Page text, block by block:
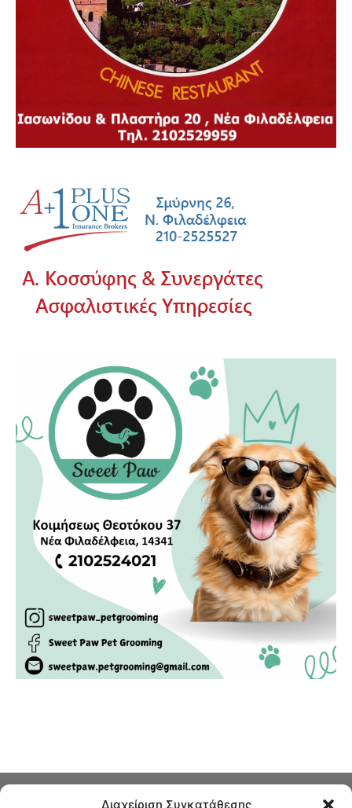
Διαχείριση Συγκατάθεσης